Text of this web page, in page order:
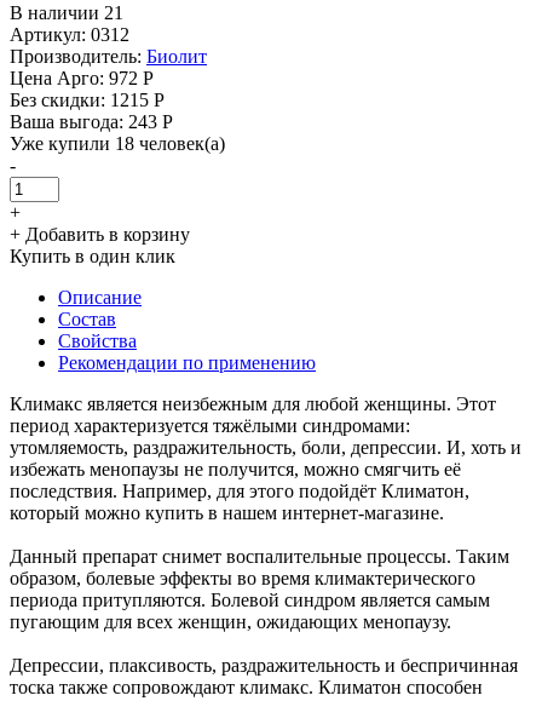
В наличии 21
Артикул: 0312
Производитель: Биолит
Цена Арго: 972 Р
Без скидки: 1215 Р
Ваша выгода: 243 Р
Уже купили 18 человек(а)
-
+
+ Добавить в корзину
Купить в один клик
Описание
Состав
Свойства
Рекомендации по применению
Климакс является неизбежным для любой женщины. Этот
период характеризуется тяжёлыми синдромами:
утомляемость, раздражительность, боли, депрессии. И, хоть и
избежать менопаузы не получится, можно смягчить её
последствия. Например, для этого подойдёт Климатон,
который можно купить в нашем интернет-магазине.
Данный препарат снимет воспалительные процессы. Таким
образом, болевые эффекты во время климактерического
периода притупляются. Болевой синдром является самым
пугающим для всех женщин, ожидающих менопаузу.
Депрессии, плаксивость, раздражительность и беспричинная
тоска также сопровождают климакс. Климатон способен